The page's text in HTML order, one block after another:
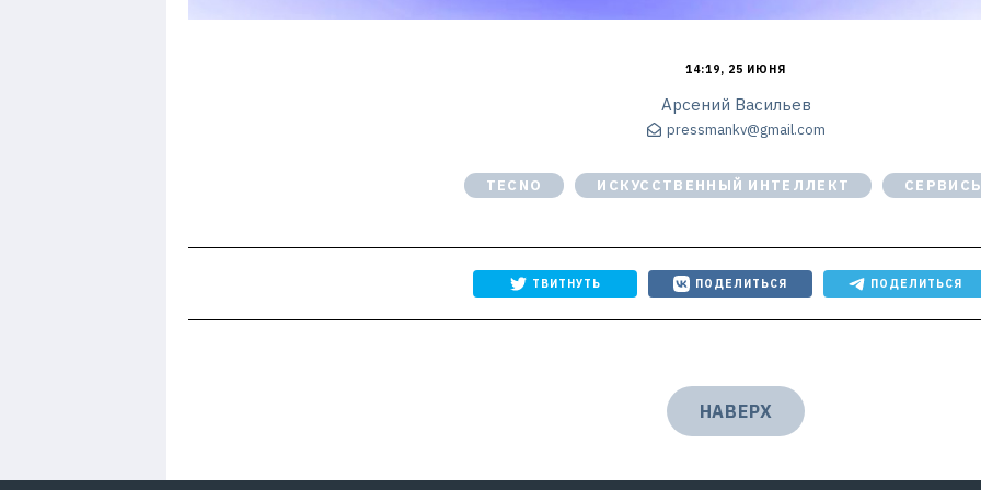
14:19, 25 ИЮНЯ
Арсений Васильев
pressmankv@gmail.com
TECNO ИСКУССТВЕННЫЙ ИНТЕЛЛЕКТ
ТВИТНУТЬ ПОДЕЛИТЬСЯ ПОДЕЛИТЬСЯ
НАВЕРХ